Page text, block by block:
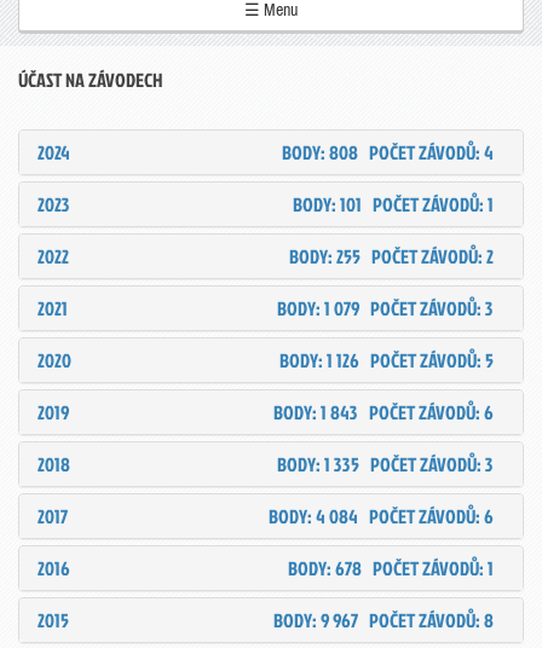
☰ Menu
ÚČAST NA ZÁVODECH
2024 POČET ZÁVODŮ: 4
BODY: 808
2023
POČET ZÁVODŮ: 1
BODY: 101
2022
POČET ZÁVODŮ: 2
BODY: 255
2021
POČET ZÁVODŮ: 3
BODY: 1 079
2020
POČET ZÁVODŮ: 5
BODY: 1 126
2019
POČET ZÁVODŮ: 6
BODY: 1 843
2018
POČET ZÁVODŮ: 3
BODY: 1 335
2017
POČET ZÁVODŮ: 6
BODY: 4 084
2016
POČET ZÁVODŮ: 1
BODY: 678
2015
POČET ZÁVODŮ: 8
BODY: 9 967